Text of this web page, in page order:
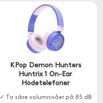
KPop Demon Hunters
Huntrix 1 On-Ear
Hodetelefoner
✓ To sikre volumnivåer på 85 dB